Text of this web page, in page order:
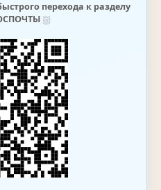
перехода к разделу
⛆